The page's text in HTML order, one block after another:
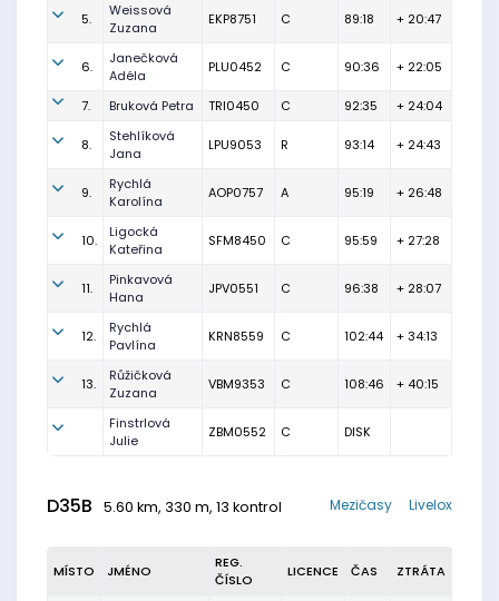
5.
Weissová
Zuzana
EKP8751 C 89:18 + 20:47
6.
Janečková
Adéla
PLU0452 C 90:36 + 22:05
7. Bruková Petra TRI0450 C 92:35 + 24:04
8.
Stehlíková
Jana
LPU9053 R 93:14 + 24:43
9.
Rychlá
Karolína
AOP0757 A 95:19 + 26:48
10.
Ligocká
Kateřina
SFM8450 C 95:59 + 27:28
11.
Pinkavová
Hana
JPV0551 C 96:38 + 28:07
12.
Rychlá
Pavlína
KRN8559 C 102:44 + 34:13
13.
Růžičková
Zuzana
VBM9353 C 108:46 + 40:15
Finstrlová
Julie
ZBM0552 C DISK
D35B 5.60 km, 330 m, 13 kontrol Livelox
Mezičasy
MÍSTO JMÉNO
REG.
ČÍSLO
LICENCE ČAS ZTRÁTA